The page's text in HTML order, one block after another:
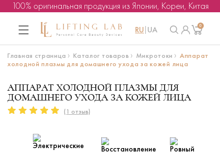
100% оригинальная продукция из Японии, Кореи, Китая
RU UA 0
Главная страница Каталог товаров Микротоки
Аппарат
холодной плазмы для домашнего ухода за кожей лица
АППАРАТ ХОЛОДНОЙ ПЛАЗМЫ ДЛЯ
ДОМАШНЕГО УХОДА ЗА КОЖЕЙ ЛИЦА
(1 отзыв)